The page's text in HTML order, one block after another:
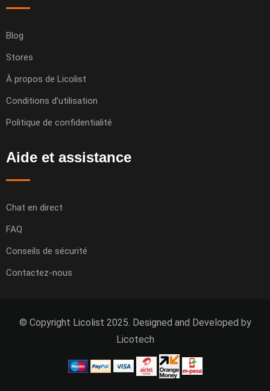
Blog
Stores
À propos de Licolist
Conditions d’utilisation
Politique de confidentialité
Aide et assistance
Chat en direct
FAQ
Conseils de sécurité
Contactez-nous
© Copyright Licolist 2025. Designed and Developed by
Licotech